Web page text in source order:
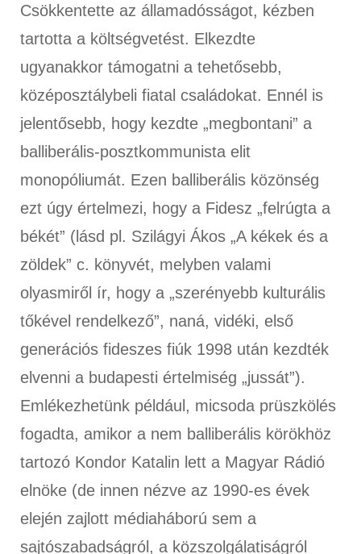
Csökkentette az államadósságot, kézben
tartotta a költségvetést. Elkezdte
ugyanakkor támogatni a tehetősebb,
középosztálybeli fiatal családokat. Ennél is
jelentősebb, hogy kezdte „megbontani” a
balliberális-posztkommunista elit
monopóliumát. Ezen balliberális közönség
ezt úgy értelmezi, hogy a Fidesz „felrúgta a
békét” (lásd pl. Szilágyi Ákos „A kékek és a
zöldek” c. könyvét, melyben valami
olyasmiről ír, hogy a „szerényebb kulturális
tőkével rendelkező”, naná, vidéki, első
generációs fideszes fiúk 1998 után kezdték
elvenni a budapesti értelmiség „jussát”).
Emlékezhetünk például, micsoda prüszkölés
fogadta, amikor a nem balliberális körökhöz
tartozó Kondor Katalin lett a Magyar Rádió
elnöke (de innen nézve az 1990-es évek
elején zajlott médiaháború sem a
sajtószabadságról, a közszolgálatiságról